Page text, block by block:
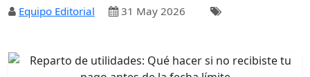
Equipo Editorial 31 May 2026